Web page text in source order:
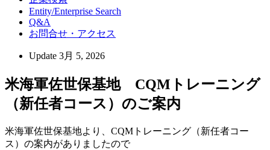
Entity/Enterprise Search
Q&A
お問合せ・アクセス
Update 3月 5, 2026
米海軍佐世保基地 CQMトレーニング
（新任者コース）のご案内
米海軍佐世保基地より、CQMトレーニング（新任者コー
ス）の案内がありましたので